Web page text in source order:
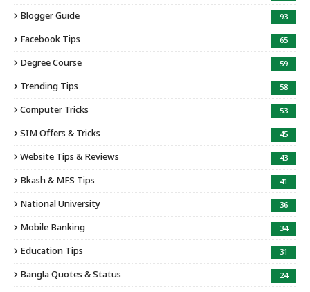
Blogger Guide 93
Facebook Tips 65
Degree Course 59
Trending Tips 58
Computer Tricks 53
SIM Offers & Tricks 45
Website Tips & Reviews 43
Bkash & MFS Tips 41
National University 36
Mobile Banking 34
Education Tips 31
Bangla Quotes & Status 24